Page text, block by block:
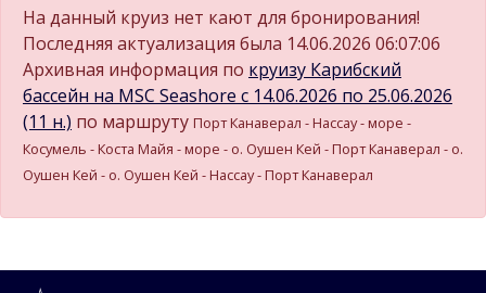
На данный круиз нет кают для бронирования!
Последняя актуализация была 14.06.2026 06:07:06
Архивная информация по круизу Карибский
бассейн на MSC Seashore c 14.06.2026 по 25.06.2026
(11 н.) по маршруту Порт Канаверал - Нассау - море -
Косумель - Коста Майя - море - о. Оушен Кей - Порт Канаверал - о.
Оушен Кей - о. Оушен Кей - Нассау - Порт Канаверал